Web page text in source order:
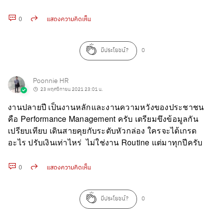
0 แสดงความคิดเห็น
มีประโยชน์? 0
Poonnie HR
23 พฤศจิกายน 2021 23:01 น.
งานปลายปี เป็นงานหลักและงานความหวังของประชาชน
คือ Performance Management ครับ เตรียมขึงข้อมูลกัน
เปรียบเทียบ เดินสายคุยกับระดับหัวกล่อง ใครจะได้เกรด
อะไร ปรับเงินเท่าไหร่ ไม่ใช่งาน Routine แต่มาทุกปีครับ
0 แสดงความคิดเห็น
มีประโยชน์? 0